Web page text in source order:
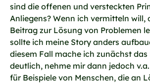
sind die offenen und versteckten
Anliegens? Wenn ich vermitteln will,
Beitrag zur Lösung von Problemen
sollte ich meine Story anders
diesem Fall mache ich zunächst das
deutlich, nehme mir dann jedoch
für Beispiele von Menschen, die an